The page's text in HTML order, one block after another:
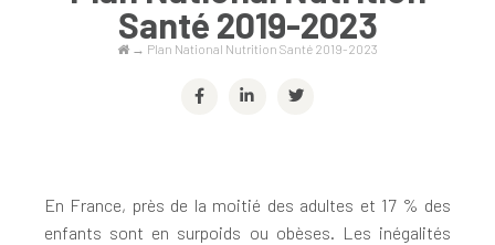
Santé 2019-2023
→ Plan National Nutrition Santé 2019-2023
En France, près de la moitié des adultes et 17 % des
enfants sont en surpoids ou obèses. Les inégalités